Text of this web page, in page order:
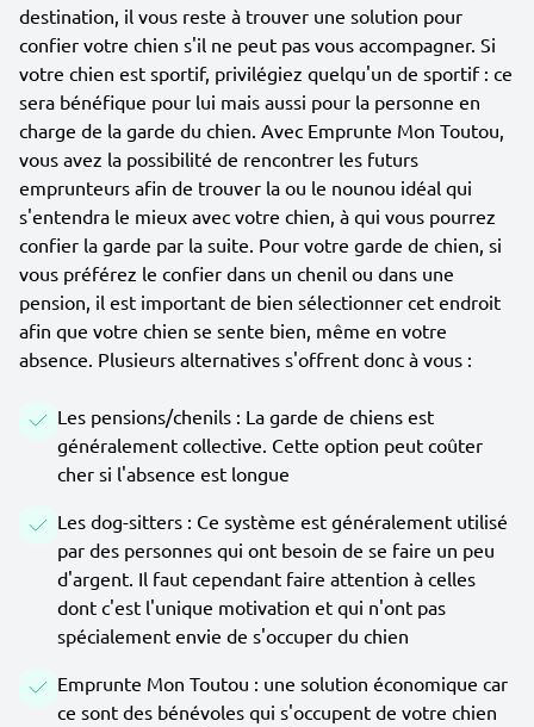
destination, il vous reste à trouver une solution pour
confier votre chien s'il ne peut pas vous accompagner. Si
votre chien est sportif, privilégiez quelqu'un de sportif : ce
sera bénéfique pour lui mais aussi pour la personne en
charge de la garde du chien. Avec Emprunte Mon Toutou,
vous avez la possibilité de rencontrer les futurs
emprunteurs afin de trouver la ou le nounou idéal qui
s'entendra le mieux avec votre chien, à qui vous pourrez
confier la garde par la suite. Pour votre garde de chien, si
vous préférez le confier dans un chenil ou dans une
pension, il est important de bien sélectionner cet endroit
afin que votre chien se sente bien, même en votre
absence. Plusieurs alternatives s'offrent donc à vous :
Les pensions/chenils : La garde de chiens est
généralement collective. Cette option peut coûter
cher si l'absence est longue
Les dog-sitters : Ce système est généralement utilisé
par des personnes qui ont besoin de se faire un peu
d'argent. Il faut cependant faire attention à celles
dont c'est l'unique motivation et qui n'ont pas
spécialement envie de s'occuper du chien
Emprunte Mon Toutou : une solution économique car
ce sont des bénévoles qui s'occupent de votre chien